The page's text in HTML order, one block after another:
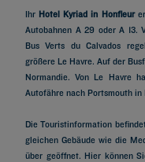
Ihr Hotel Kyriad in Honfleur
Autobahnen A 29 oder A 13.
Bus Verts du Calvados
größere Le Havre. Auf der
Normandie. Von Le Havre
Autofähre nach Portsmouth in
Die Touristinformation
gleichen Gebäude wie die
über geöffnet. Hier können